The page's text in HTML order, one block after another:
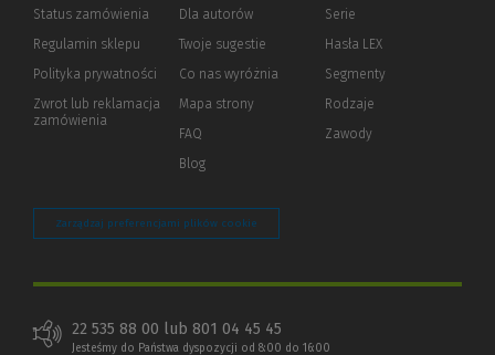
Status zamówienia
Regulamin sklepu
Polityka prywatności (Nowe
(Link
innej
Zwrot lub reklamacja
zamówienia
Dla autorów(Nowe
(Link
innej
strony)
Twoje sugestie
Co nas wyróżnia
Mapa strony
FAQ
Blog
Serie
Hasła LEX
Segmenty
Rodzaje
Zawody
Zarządzaj preferencjami plików cookie
22 535 88 00 lub 801 04 45 45
Jesteśmy do Państwa dyspozycji od 8:00 do 16:00